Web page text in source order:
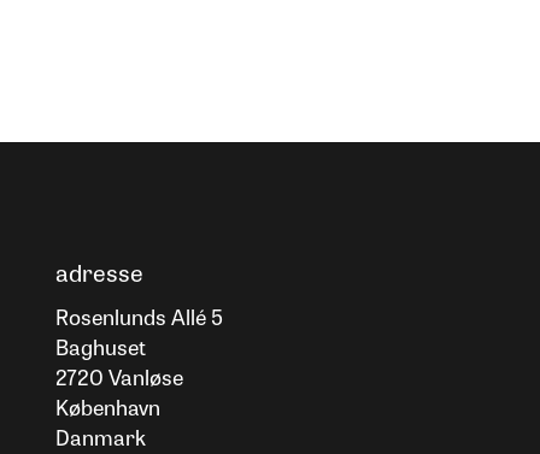
adresse
Rosenlunds Allé 5
Baghuset
2720 Vanløse
København
Danmark